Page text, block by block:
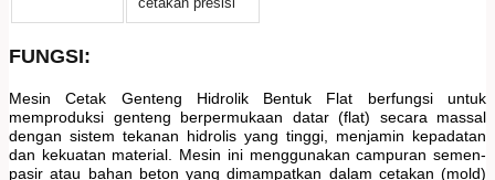
FUNGSI:
Mesin Cetak Genteng Hidrolik Bentuk Flat berfungsi untuk
memproduksi genteng berpermukaan datar (flat) secara massal
dengan sistem tekanan hidrolis yang tinggi, menjamin kepadatan
dan kekuatan material. Mesin ini menggunakan campuran semen-
pasir atau bahan beton yang dimampatkan dalam cetakan (mold)